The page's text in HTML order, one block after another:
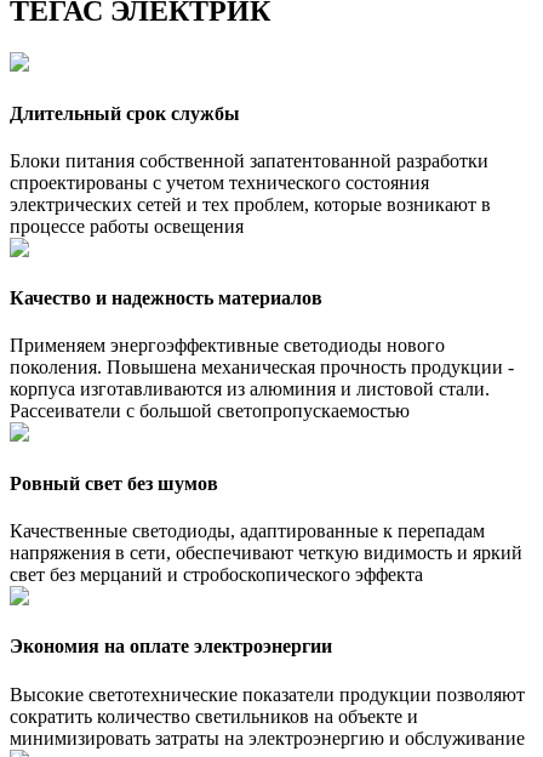
ТЕГАС ЭЛЕКТРИК
Длительный срок службы
Блоки питания собственной запатентованной разработки
спроектированы с учетом технического состояния
электрических сетей и тех проблем, которые возникают в
процессе работы освещения
Качество и надежность материалов
Применяем энергоэффективные светодиоды нового
поколения. Повышена механическая прочность продукции -
корпуса изготавливаются из алюминия и листовой стали.
Рассеиватели с большой светопропускаемостью
Ровный свет без шумов
Качественные светодиоды, адаптированные к перепадам
напряжения в сети, обеспечивают четкую видимость и яркий
свет без мерцаний и стробоскопического эффекта
Экономия на оплате электроэнергии
Высокие светотехнические показатели продукции позволяют
сократить количество светильников на объекте и
минимизировать затраты на электроэнергию и обслуживание